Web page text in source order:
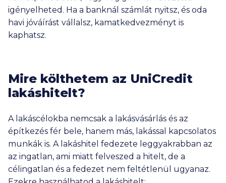
igényelheted. Ha a banknál számlát nyitsz, és oda
havi jóváírást vállalsz, kamatkedvezményt is
kaphatsz.
Mire költhetem az UniCredit
lakáshitelt?
A lakáscélokba nemcsak a lakásvásárlás és az
építkezés fér bele, hanem más, lakással kapcsolatos
munkák is. A lakáshitel fedezete leggyakrabban az
az ingatlan, ami miatt felveszed a hitelt, de a
célingatlan és a fedezet nem feltétlenül ugyanaz.